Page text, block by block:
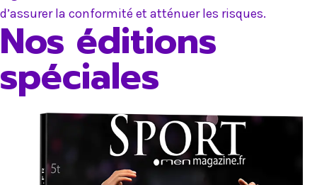
d’assurer la conformité et atténuer les risques.
Nos éditions
spéciales